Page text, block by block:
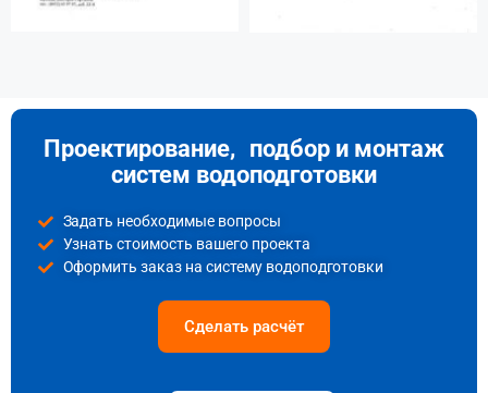
Проектирование, подбор и монтаж
систем водоподготовки
Задать необходимые вопросы
Узнать стоимость вашего проекта
Оформить заказ на систему водоподготовки
Сделать расчёт